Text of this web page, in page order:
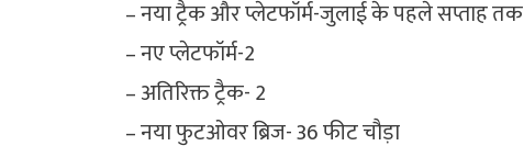
– नया ट्रैक और प्लेटफॉर्म-जुलाई के पहले सप्ताह तक
– नए प्लेटफॉर्म-2
– अतिरिक्त ट्रैक- 2
– नया फुटओवर ब्रिज- 36 फीट चौड़ा